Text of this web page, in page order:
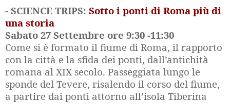
- SCIENCE TRIPS: Sotto i ponti di Roma più di
una storia
Sabato 27 Settembre ore 9:30 -11:30
Come si è formato il fiume di Roma, il rapporto
con la città e la sfida dei ponti, dall’antichità
romana al XIX secolo. Passeggiata lungo le
sponde del Tevere, risalendo il corso del fiume,
a partire dai ponti attorno all’isola Tiberina